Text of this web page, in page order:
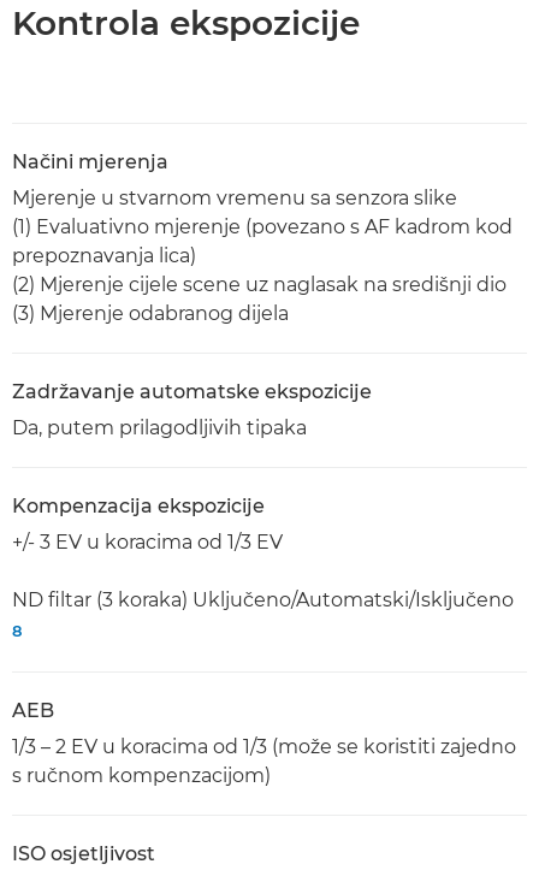
Kontrola ekspozicije
Načini mjerenja
Mjerenje u stvarnom vremenu sa senzora slike
(1) Evaluativno mjerenje (povezano s AF kadrom kod
prepoznavanja lica)
(2) Mjerenje cijele scene uz naglasak na središnji dio
(3) Mjerenje odabranog dijela
Zadržavanje automatske ekspozicije
Da, putem prilagodljivih tipaka
Kompenzacija ekspozicije
+/- 3 EV u koracima od 1/3 EV
ND filtar (3 koraka) Uključeno/Automatski/Isključeno
8
AEB
1/3 – 2 EV u koracima od 1/3 (može se koristiti zajedno
s ručnom kompenzacijom)
ISO osjetljivost